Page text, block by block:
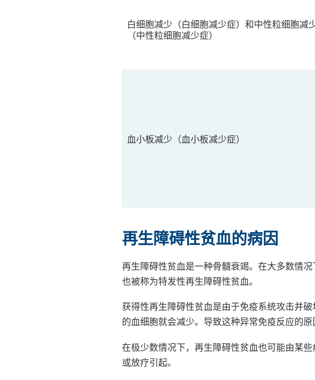
白细胞减少（白细胞减少症）和中性粒细胞减
（中性粒细胞减少症）
血小板减少（血小板减少症）
再生障碍性贫血的病因
再生障碍性贫血是一种骨髓衰竭。在大多数情
也被称为特发性再生障碍性贫血。
获得性再生障碍性贫血是由于免疫系统攻击并
的血细胞就会减少。导致这种异常免疫反应的原
在极少数情况下，再生障碍性贫血也可能由某
或放疗引起。